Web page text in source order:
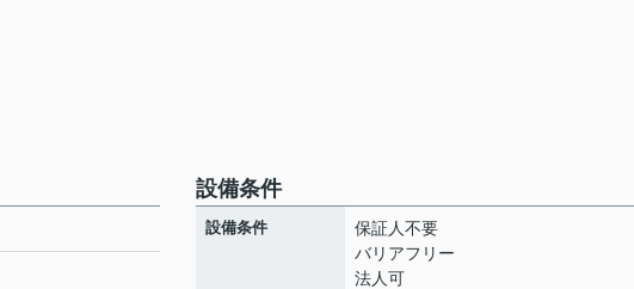
設備条件
設備条件
保証人不要
バリアフリー
法人可